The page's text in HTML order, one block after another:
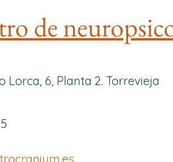
de
Lorca, 6, Planta 2. Torrevieja